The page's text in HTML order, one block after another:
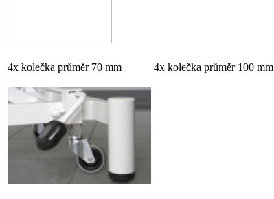
4x kolečka průměr 70 mm 4x kolečka průměr 100 mm